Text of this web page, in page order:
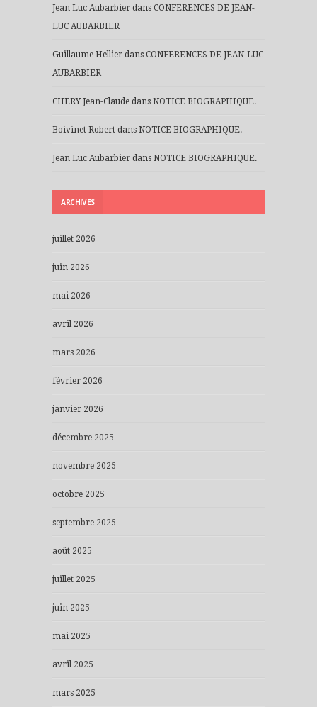
Jean Luc Aubarbier dans CONFERENCES DE JEAN-
LUC AUBARBIER
Guillaume Hellier dans CONFERENCES DE JEAN-LUC
AUBARBIER
CHERY Jean-Claude dans NOTICE BIOGRAPHIQUE.
Boivinet Robert dans NOTICE BIOGRAPHIQUE.
Jean Luc Aubarbier dans NOTICE BIOGRAPHIQUE.
ARCHIVES
juillet 2026
juin 2026
mai 2026
avril 2026
mars 2026
février 2026
janvier 2026
décembre 2025
novembre 2025
octobre 2025
septembre 2025
août 2025
juillet 2025
juin 2025
mai 2025
avril 2025
mars 2025